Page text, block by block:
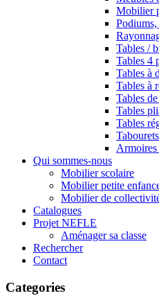
Mobilier
Tables /
Tables 4
Tables à
Tables à
Tables
Tables
Tables
Tabourets
Qui sommes-nous
Mobilier scolaire
Mobilier petite
Mobilier de
Catalogues
Projet NEFLE
Aménager sa classe
Rechercher
Contact
Categories